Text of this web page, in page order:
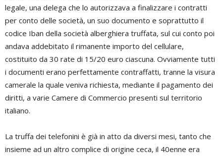
legale, una delega che lo autorizzava a finalizzare i contratti
per conto delle società, un suo documento e soprattutto il
codice Iban della società alberghiera truffata, sul cui conto poi
andava addebitato il rimanente importo del cellulare,
costituito da 30 rate di 15/20 euro ciascuna. Ovviamente tutti
i documenti erano perfettamente contraffatti, tranne la visura
camerale la quale veniva richiesta, mediante il pagamento dei
diritti, a varie Camere di Commercio presenti sul territorio
italiano.
La truffa dei telefonini è già in atto da diversi mesi, tanto che
insieme ad un altro complice di origine ceca, il 40enne era